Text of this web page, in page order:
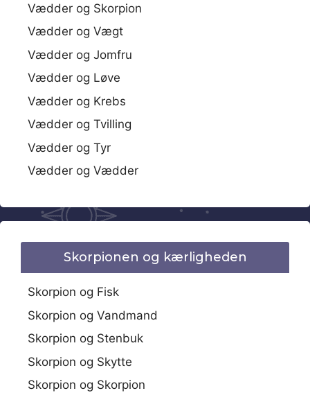
Vædder og Skorpion
Vædder og Vægt
Vædder og Jomfru
Vædder og Løve
Vædder og Krebs
Vædder og Tvilling
Vædder og Tyr
Vædder og Vædder
Skorpionen og kærligheden
Skorpion og Fisk
Skorpion og Vandmand
Skorpion og Stenbuk
Skorpion og Skytte
Skorpion og Skorpion